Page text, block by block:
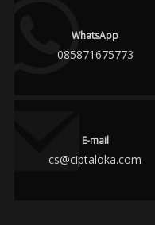
WhatsApp
085871675773
E-mail
cs@ciptaloka.com